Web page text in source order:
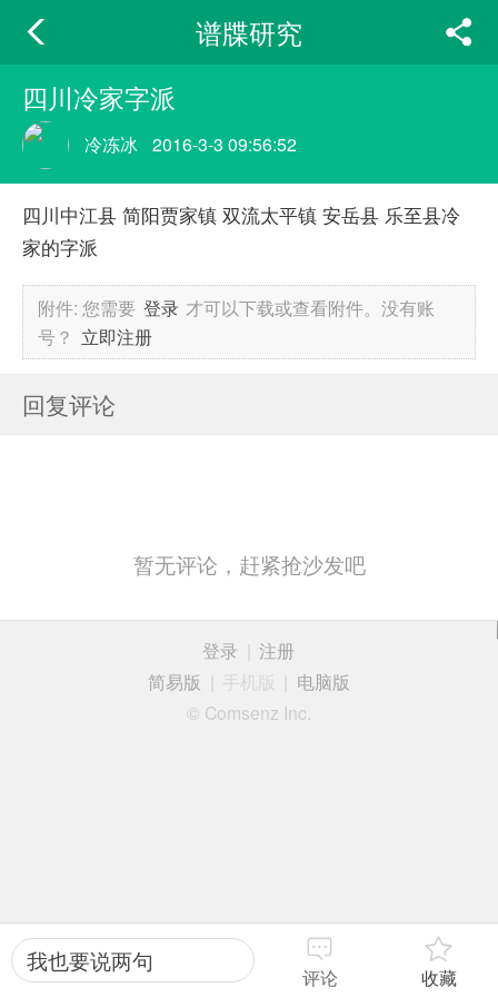
谱牒研究
四川冷家字派
冷冻冰 2016-3-3 09:56:52
四川中江县 简阳贾家镇 双流太平镇 安岳县 乐至县冷
家的字派
附件:您需要 登录 才可以下载或查看附件。没有账
号？ 立即注册
回复评论
暂无评论，赶紧抢沙发吧
我也要说两句
评论 收藏
登录
注册
简易版
手机版
电脑版
© Comsenz Inc.